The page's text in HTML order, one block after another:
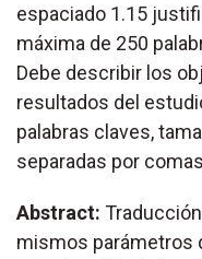
espaciado 1.15
máxima de 250
Debe describir los
resultados del
palabras claves,
separadas por
Abstract:
mismos parámetros